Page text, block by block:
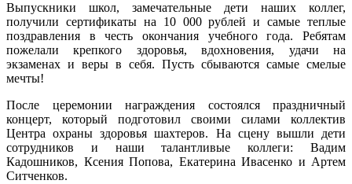
Выпускники школ, замечательные дети наших коллег,
получили сертификаты на 10 000 рублей и самые теплые
поздравления в честь окончания учебного года. Ребятам
пожелали крепкого здоровья, вдохновения, удачи на
экзаменах и веры в себя. Пусть сбываются самые смелые
мечты!
После церемонии награждения состоялся праздничный
концерт, который подготовил своими силами коллектив
Центра охраны здоровья шахтеров. На сцену вышли дети
сотрудников и наши талантливые коллеги: Вадим
Кадошников, Ксения Попова, Екатерина Ивасенко и Артем
Ситченков.